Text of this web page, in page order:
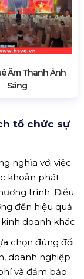
Âm Thanh Ánh
Sáng
tổ chức sự
nghĩa với việc
khoản phát
trình. Điều
đến hiệu quả
doanh khác.
chọn đúng đối
doanh nghiệp
và đảm bảo